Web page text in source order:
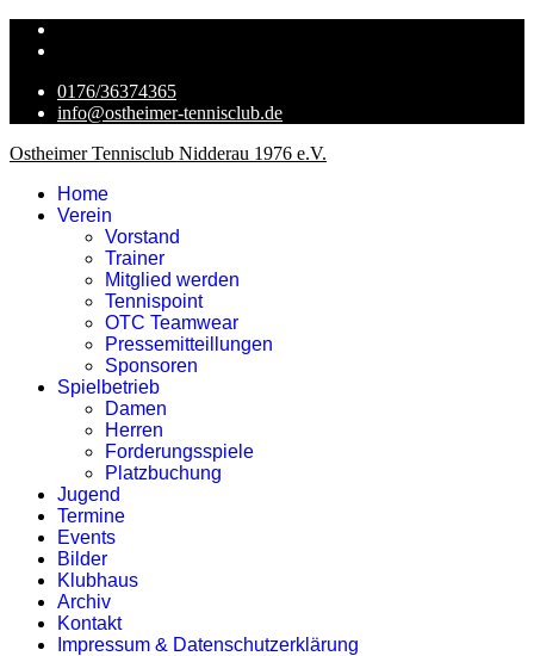
0176/36374365
info@ostheimer-tennisclub.de
Ostheimer Tennisclub Nidderau 1976 e.V.
Home
Verein
Vorstand
Trainer
Mitglied werden
Tennispoint
OTC Teamwear
Pressemitteillungen
Sponsoren
Spielbetrieb
Damen
Herren
Forderungsspiele
Platzbuchung
Jugend
Termine
Events
Bilder
Klubhaus
Archiv
Kontakt
Impressum & Datenschutzerklärung